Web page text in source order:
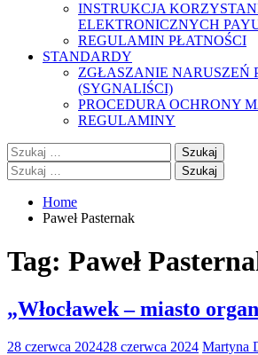
INSTRUKCJA
ELEKTRONICZNYCH
REGULAMIN PŁATNOŚCI
STANDARDY
ZGŁASZANIE NARUSZEŃ
(SYGNALIŚCI)
PROCEDURA OCHRONY
REGULAMINY
Szukaj:
Szukaj:
Home
Paweł Pasternak
Tag: Paweł
„Włocławek – miasto
28 czerwca 202428 czerwca 2024 Martyna